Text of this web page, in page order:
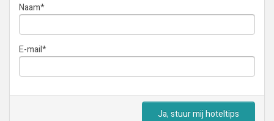
Naam*
E-mail*
Ja, stuur mij hoteltips